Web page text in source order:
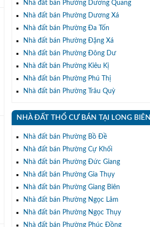
Nhà đất bán Phường Dương Quang
Nhà đất bán Phường Dương Xá
Nhà đất bán Phường Đa Tốn
Nhà đất bán Phường Đặng Xá
Nhà đất bán Phường Đông Dư
Nhà đất bán Phường Kiêu Kị
Nhà đất bán Phường Phú Thị
Nhà đất bán Phường Trâu Quỳ
NHÀ ĐẤT THỔ CƯ BÁN TẠI LONG BIÊN
Nhà đất bán Phường Bồ Đề
Nhà đất bán Phường Cự Khối
Nhà đất bán Phường Đức Giang
Nhà đất bán Phường Gia Thụy
Nhà đất bán Phường Giang Biên
Nhà đất bán Phường Ngọc Lâm
Nhà đất bán Phường Ngọc Thụy
Nhà đất bán Phường Phúc Đồng